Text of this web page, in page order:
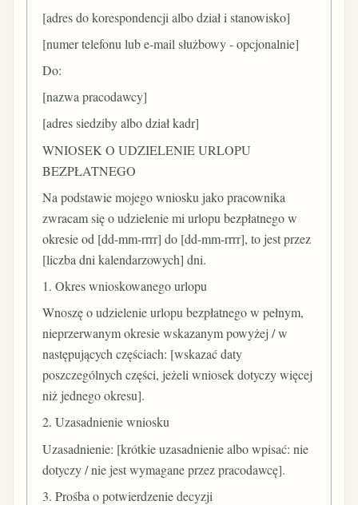
[adres do korespondencji albo dział i stanowisko]
[numer telefonu lub e-mail służbowy - opcjonalnie]
Do:
[nazwa pracodawcy]
[adres siedziby albo dział kadr]
WNIOSEK O UDZIELENIE URLOPU
BEZPŁATNEGO
Na podstawie mojego wniosku jako pracownika
zwracam się o udzielenie mi urlopu bezpłatnego w
okresie od [dd-mm-rrrr] do [dd-mm-rrrr], to jest przez
[liczba dni kalendarzowych] dni.
1. Okres wnioskowanego urlopu
Wnoszę o udzielenie urlopu bezpłatnego w pełnym,
nieprzerwanym okresie wskazanym powyżej / w
następujących częściach: [wskazać daty
poszczególnych części, jeżeli wniosek dotyczy więcej
niż jednego okresu].
2. Uzasadnienie wniosku
Uzasadnienie: [krótkie uzasadnienie albo wpisać: nie
dotyczy / nie jest wymagane przez pracodawcę].
3. Prośba o potwierdzenie decyzji